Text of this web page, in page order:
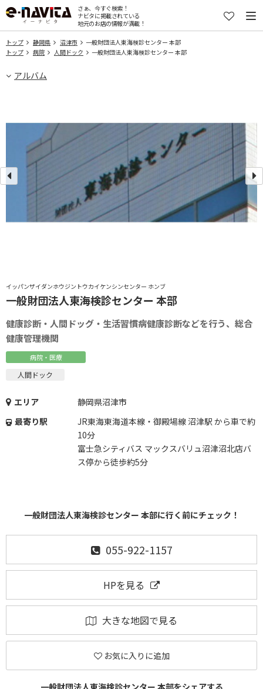
さぁ、今すぐ検索！
ナビタに掲載されている
地元のお店の情報が満載！
トップ 静岡県 沼津市
一般財団法人東海検診センター 本部
トップ
病院 人間ドック 一般財団法人東海検診センター 本部
アルバム
イッパンザイダンホウジントウカイケンシンセンター ホンブ
一般財団法人東海検診センター 本部
健康診断・人間ドッグ・生活習慣病健康診断などを行う、総合
健康管理機関
病院・医療
人間ドック
エリア
静岡県沼津市
最寄り駅
JR東海東海道本線・御殿場線 沼津駅 から車で約
10分
富士急シティバス マックスバリュ沼津沼北店バ
ス停から徒歩約5分
一般財団法人東海検診センター 本部に行く前にチェック！
055-922-1157
HPを見る
大きな地図で見る
お気に入りに追加